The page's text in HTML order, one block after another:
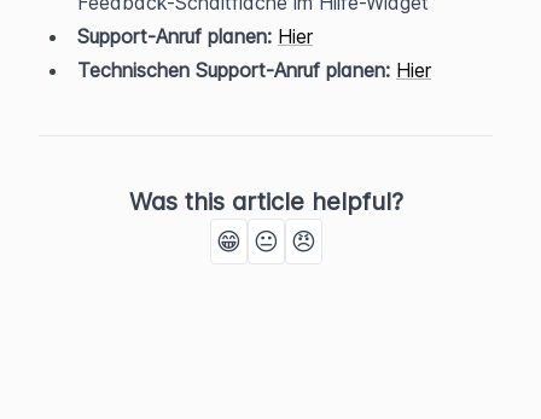
Support-Anruf planen: Hier
Technischen Support-Anruf planen: Hier
Was this article helpful?
😁 😐 😠